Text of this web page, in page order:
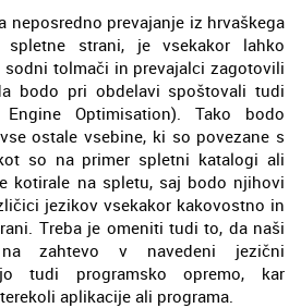
neposredno prevajanje iz hrvaškega
strani, je vsekakor lahko
sodni tolmači in prevajalci zagotovili
bodo pri obdelavi spoštovali tudi
Engine Optimisation). Tako bodo
ostale vsebine, ki so povezane s
so na primer spletni katalogi ali
kotirale na spletu, saj bodo njihovi
jezikov vsekakor kakovostno in
Treba je omeniti tudi to, da naši
zahtevo v navedeni jezični
tudi programsko opremo, kar
aplikacije ali programa.